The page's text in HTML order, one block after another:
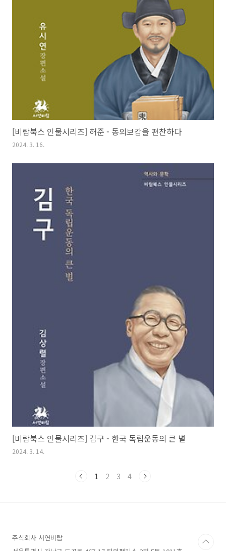
[비람북스 인물시리즈] 허준 - 동의보감을 편찬하다
2024. 3. 16.
[비람북스 인물시리즈] 김구 - 한국 독립운동의 큰 별
2024. 3. 14.
1 2 3 4
주식회사 서연비람